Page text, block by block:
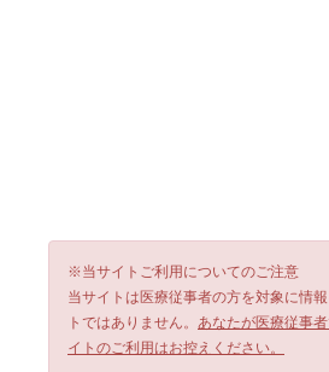
※当サイトご利用についてのご注意
当サイトは医療従事者の方を対象に情
トではありません。 あなたが医療従事
イトのご利用はお控えください。